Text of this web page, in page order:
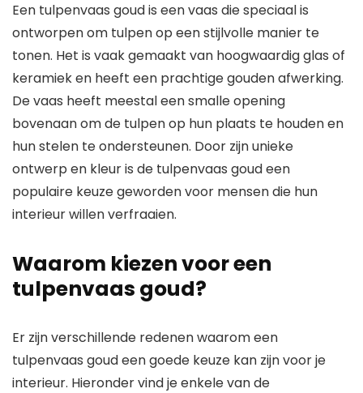
Een tulpenvaas goud is een vaas die speciaal is
ontworpen om tulpen op een stijlvolle manier te
tonen. Het is vaak gemaakt van hoogwaardig glas of
keramiek en heeft een prachtige gouden afwerking.
De vaas heeft meestal een smalle opening
bovenaan om de tulpen op hun plaats te houden en
hun stelen te ondersteunen. Door zijn unieke
ontwerp en kleur is de tulpenvaas goud een
populaire keuze geworden voor mensen die hun
interieur willen verfraaien.
Waarom kiezen voor een
tulpenvaas goud?
Er zijn verschillende redenen waarom een
tulpenvaas goud een goede keuze kan zijn voor je
interieur. Hieronder vind je enkele van de